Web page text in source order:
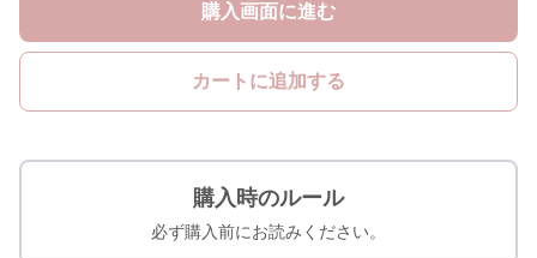
購入画面に進む
カートに追加する
購入時のルール
必ず購入前にお読みください。